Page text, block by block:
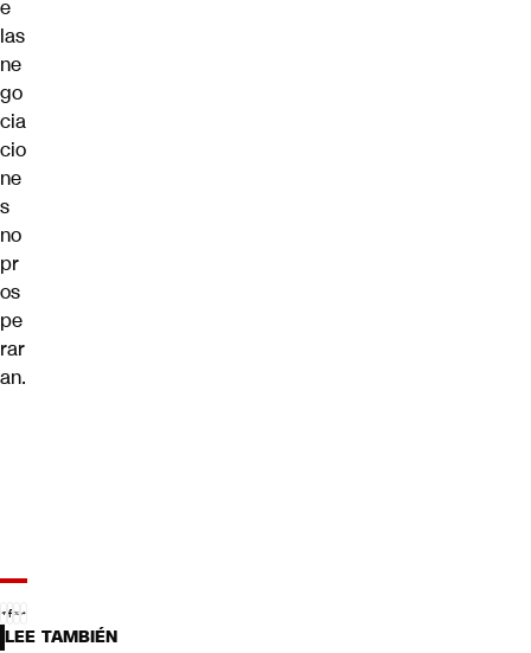
e
las
ne
go
cia
cio
ne
s
no
pr
os
pe
rar
an.
LEE TAMBIÉN